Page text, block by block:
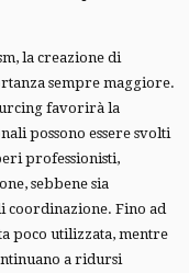
la creazione di
sempre maggiore.
favorirà la
possono essere svolti
professionisti,
sebbene sia
coordinazione. Fino ad
poco utilizzata, mentre
a ridursi